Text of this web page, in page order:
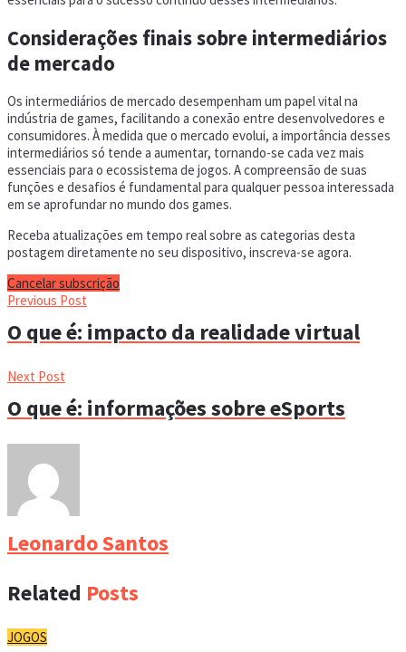
Considerações finais sobre intermediários
de mercado
Os intermediários de mercado desempenham um papel vital na
indústria de games, facilitando a conexão entre desenvolvedores e
consumidores. À medida que o mercado evolui, a importância desses
intermediários só tende a aumentar, tornando-se cada vez mais
essenciais para o ecossistema de jogos. A compreensão de suas
funções e desafios é fundamental para qualquer pessoa interessada
em se aprofundar no mundo dos games.
Receba atualizações em tempo real sobre as categorias desta
postagem diretamente no seu dispositivo, inscreva-se agora.
Cancelar subscrição
Previous Post
O que é: impacto da realidade virtual
Next Post
O que é: informações sobre eSports
Leonardo Santos
Related Posts
JOGOS